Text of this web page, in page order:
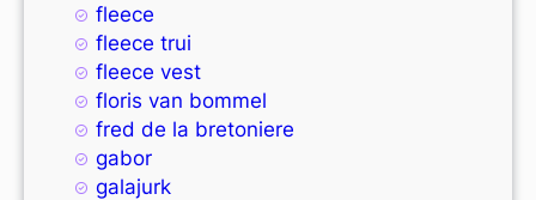
fleece
fleece trui
fleece vest
floris van bommel
fred de la bretoniere
gabor
galajurk